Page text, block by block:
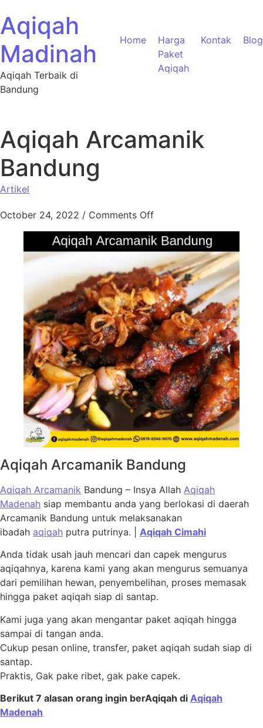
Aqiqah
Madinah
Aqiqah Terbaik di
Bandung
Home
Harga
Paket
Aqiqah
Kontak Blog
Aqiqah Arcamanik
Bandung
Artikel
October 24, 2022 / Comments Off
Aqiqah Arcamanik Bandung
Aqiqah Arcamanik Bandung – Insya Allah Aqiqah
Madenah siap membantu anda yang berlokasi di daerah
Arcamanik Bandung untuk melaksanakan
ibadah aqiqah putra putrinya. | Aqiqah Cimahi
Anda tidak usah jauh mencari dan capek mengurus
aqiqahnya, karena kami yang akan mengurus semuanya
dari pemilihan hewan, penyembelihan, proses memasak
hingga paket aqiqah siap di santap.
Kami juga yang akan mengantar paket aqiqah hingga
sampai di tangan anda.
Cukup pesan online, transfer, paket aqiqah sudah siap di
santap.
Praktis, Gak pake ribet, gak pake capek.
Berikut 7 alasan orang ingin berAqiqah di Aqiqah
Madenah